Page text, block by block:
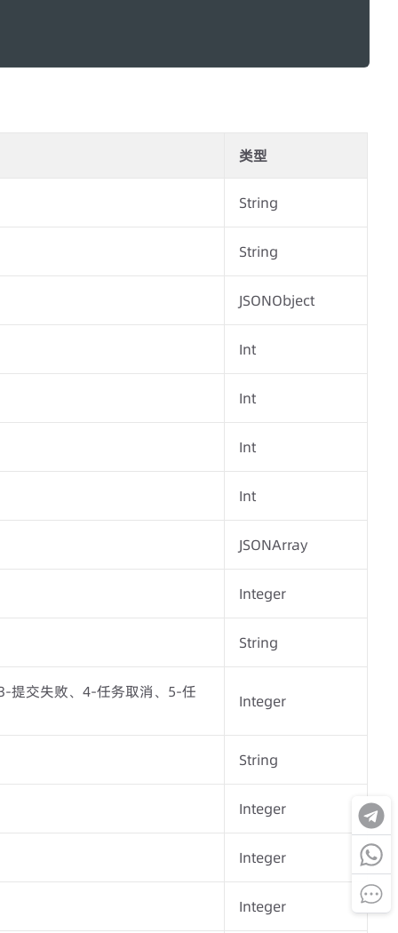
类型
String
String
JSONObject
Int
Int
Int
Int
JSONArray
Integer
String
提交失败、4-任务取消、5-任 Integer
String
Integer
Integer
Integer